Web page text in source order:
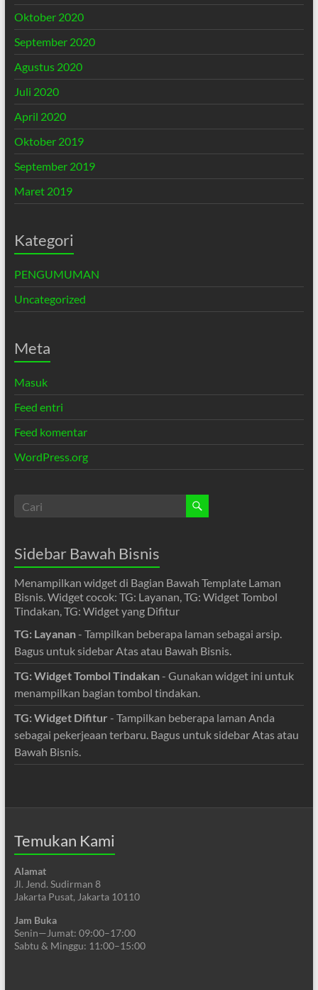
Oktober 2020
September 2020
Agustus 2020
Juli 2020
April 2020
Oktober 2019
September 2019
Maret 2019
Kategori
PENGUMUMAN
Uncategorized
Meta
Masuk
Feed entri
Feed komentar
WordPress.org
Sidebar Bawah Bisnis
Menampilkan widget di Bagian Bawah Template Laman
Bisnis. Widget cocok: TG: Layanan, TG: Widget Tombol
Tindakan, TG: Widget yang Difitur
TG: Layanan- Tampilkan beberapa laman sebagai arsip.
Bagus untuk sidebar Atas atau Bawah Bisnis.
TG: Widget Tombol Tindakan- Gunakan widget ini untuk
menampilkan bagian tombol tindakan.
TG: Widget Difitur - Tampilkan beberapa laman Anda
sebagai pekerjeaan terbaru. Bagus untuk sidebar Atas atau
Bawah Bisnis.
Temukan Kami
Alamat
Jl. Jend. Sudirman 8
Jakarta Pusat, Jakarta 10110
Jam Buka
Senin—Jumat: 09:00–17:00
Sabtu & Minggu: 11:00–15:00